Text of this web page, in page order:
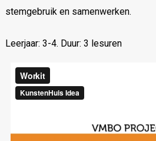
stemgebruik en samenwerken.
Leerjaar: 3-4. Duur: 3 lesuren